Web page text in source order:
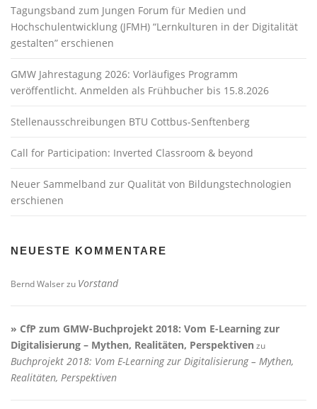
Tagungsband zum Jungen Forum für Medien und
Hochschulentwicklung (JFMH) “Lernkulturen in der Digitalität
gestalten” erschienen
GMW Jahrestagung 2026: Vorläufiges Programm
veröffentlicht. Anmelden als Frühbucher bis 15.8.2026
Stellenausschreibungen BTU Cottbus-Senftenberg
Call for Participation: Inverted Classroom & beyond
Neuer Sammelband zur Qualität von Bildungstechnologien
erschienen
NEUESTE KOMMENTARE
Bernd Walserzu Vorstand
» CfP zum GMW-Buchprojekt 2018: Vom E-Learning zur
Digitalisierung – Mythen, Realitäten, Perspektiven zu
Buchprojekt 2018: Vom E-Learning zur Digitalisierung – Mythen,
Realitäten, Perspektiven